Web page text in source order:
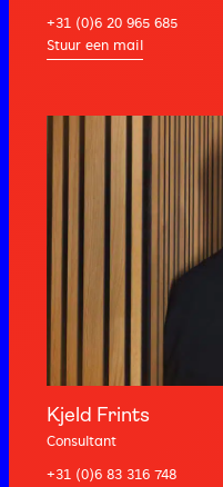
+31 (0)6 20 965 685
Kjeld Frints
Consultant
+31 (0)6 83 316 748